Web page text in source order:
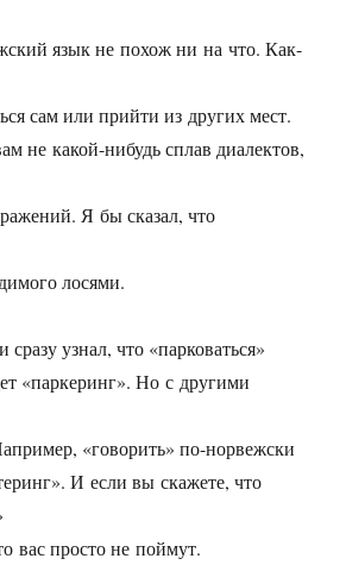
язык не похож ни на что. Как-
сам или прийти из других мест.
не какой-нибудь сплав диалектов,
Я бы сказал, что
лосями.
узнал, что «парковаться»
«паркеринг». Но с другими
«говорить» по-норвежски
И если вы скажете, что
вас просто не поймут.